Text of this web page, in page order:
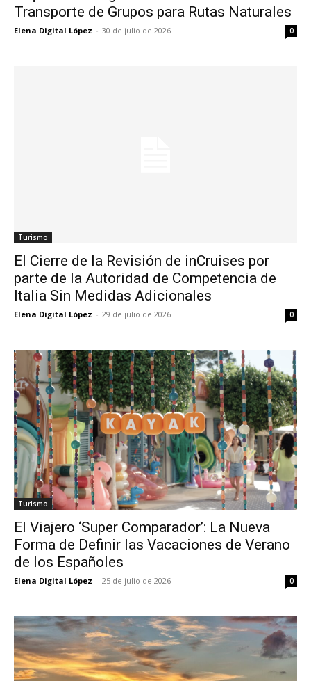
Transporte de Grupos para Rutas Naturales
Elena Digital López - 30 de julio de 2026 0
Turismo
El Cierre de la Revisión de inCruises por
parte de la Autoridad de Competencia de
Italia Sin Medidas Adicionales
Elena Digital López - 29 de julio de 2026 0
Turismo
El Viajero ‘Super Comparador’: La Nueva
Forma de Definir las Vacaciones de Verano
de los Españoles
Elena Digital López - 25 de julio de 2026 0